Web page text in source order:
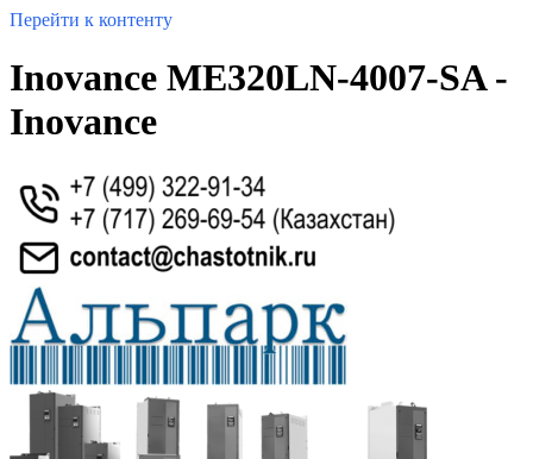
Перейти к контенту
Inovance ME320LN-4007-SA -
Inovance